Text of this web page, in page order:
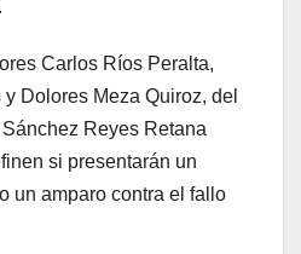
Carlos Ríos Peralta,
Dolores Meza Quiroz, del
Reyes Retana
si presentarán un
un amparo contra el fallo